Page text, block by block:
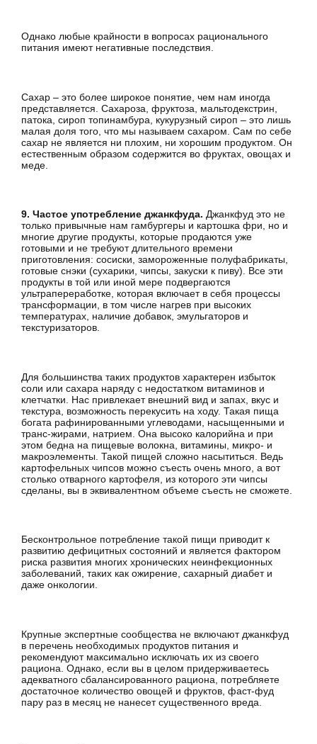
Однако любые крайности в вопросах рационального
питания имеют негативные последствия.
Сахар – это более широкое понятие, чем нам иногда
представляется. Сахароза, фруктоза, мальтодекстрин,
патока, сироп топинамбура, кукурузный сироп – это лишь
малая доля того, что мы называем сахаром. Сам по себе
сахар не является ни плохим, ни хорошим продуктом. Он
естественным образом содержится во фруктах, овощах и
меде.
9. Частое употребление джанкфуда. Джанкфуд это не
только привычные нам гамбургеры и картошка фри, но и
многие другие продукты, которые продаются уже
готовыми и не требуют длительного времени
приготовления: сосиски, замороженные полуфабрикаты,
готовые снэки (сухарики, чипсы, закуски к пиву). Все эти
продукты в той или иной мере подвергаются
ультрапереработке, которая включает в себя процессы
трансформации, в том числе нагрев при высоких
температурах, наличие добавок, эмульгаторов и
текстуризаторов.
Для большинства таких продуктов характерен избыток
соли или сахара наряду с недостатком витаминов и
клетчатки. Нас привлекает внешний вид и запах, вкус и
текстура, возможность перекусить на ходу. Такая пища
богата рафинированными углеводами, насыщенными и
транс-жирами, натрием. Она высоко калорийна и при
этом бедна на пищевые волокна, витамины, микро- и
макроэлементы. Такой пищей сложно насытиться. Ведь
картофельных чипсов можно съесть очень много, а вот
столько отварного картофеля, из которого эти чипсы
сделаны, вы в эквивалентном объеме съесть не сможете.
Бесконтрольное потребление такой пищи приводит к
развитию дефицитных состояний и является фактором
риска развития многих хронических неинфекционных
заболеваний, таких как ожирение, сахарный диабет и
даже онкологии.
Крупные экспертные сообщества не включают джанкфуд
в перечень необходимых продуктов питания и
рекомендуют максимально исключать их из своего
рациона. Однако, если вы в целом придерживаетесь
адекватного сбалансированного рациона, потребляете
достаточное количество овощей и фруктов, фаст-фуд
пару раз в месяц не нанесет существенного вреда.